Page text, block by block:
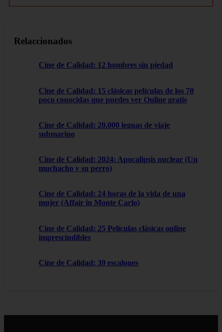
Relaccionados
Cine de Calidad: 12 hombres sin piedad
Cine de Calidad: 15 clásicas películas de los 70
poco conocidas que puedes ver Online gratis
Cine de Calidad: 20.000 leguas de viaje
submarino
Cine de Calidad: 2024: Apocalipsis nuclear (Un
muchacho y su perro)
Cine de Calidad: 24 horas de la vida de una
mujer (Affair in Monte Carlo)
Cine de Calidad: 25 Películas clásicas online
imprescindibles
Cine de Calidad: 39 escalones